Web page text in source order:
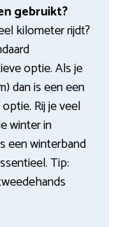
gebruikt?
kilometer rijdt?
optie. Als je
dan is een een
Rij je veel
winter in
een winterband
Tip: